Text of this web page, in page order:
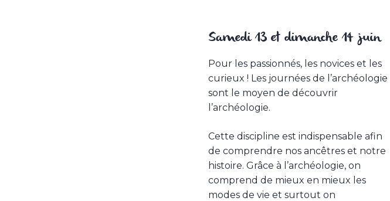
Samedi 13 et dimanche 14 juin
Pour les passionnés, les novices et les
curieux ! Les journées de l’archéologie
sont le moyen de découvrir
l’archéologie.
Cette discipline est indispensable afin
de comprendre nos ancêtres et notre
histoire. Grâce à l’archéologie, on
comprend de mieux en mieux les
modes de vie et surtout on